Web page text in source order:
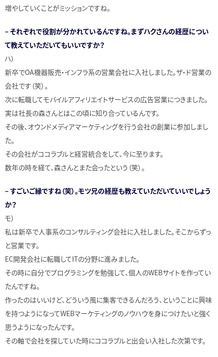
増やしていくことがミッションですね。
– それぞれで役割が分かれているんですね。まずハクさんの経歴につい
て教えていただいてもいいですか？
ハ）
新卒でOA機器販売・インフラ系の営業会社に入社しました。ザ・ド営業の
会社です（笑）。
次に転職してモバイルアフィリエイトサービスの広告営業につきました。
実は社長の森さんとはこの頃に知り合っているんです。
その後、オウンドメディアマーケティングを行う会社の創業に参加しまし
た。
その会社がココラブルと経営統合をして、今に至ります。
数年の時を経て、森さんとまた会ったという（笑）。
– すごいご縁ですね（笑）。モツ兄の経歴も教えていただいていいでしょう
か？
モ）
私は新卒で人事系のコンサルティング会社に入社しました。そこからずっ
と営業です。
EC開発会社に転職してITの分野に進みました。
その時に自分でプログラミングを勉強して、個人のWEBサイトを作ってい
たんですね。
作ったのはいいけど、どういう風に集客できるんだろう、ということに興味
を持つようになってWEBマーケティングのノウハウを身につけたいと強く
思うようになったんです。
その軸で会社を探していた時にココラブルと出会い入社した次第です。